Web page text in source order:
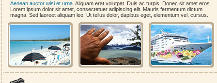
Aenean auctor wisi et urna. Aliquam erat volutpat. Duis ac turpis. Donec sit amet eros.
Lorem ipsum dolor sit amet, consectetuer adipiscing elit. Mauris fermentum dictum
magna. Sed laoreet aliquam leo. Ut tellus dolor, dapibus eget, elementum vel, cursus.